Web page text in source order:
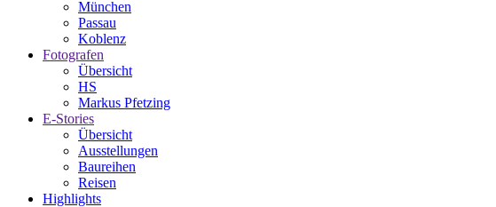
München
Passau
Koblenz
Fotografen
Übersicht
HS
Markus Pfetzing
E-Stories
Übersicht
Ausstellungen
Baureihen
Reisen
Highlights